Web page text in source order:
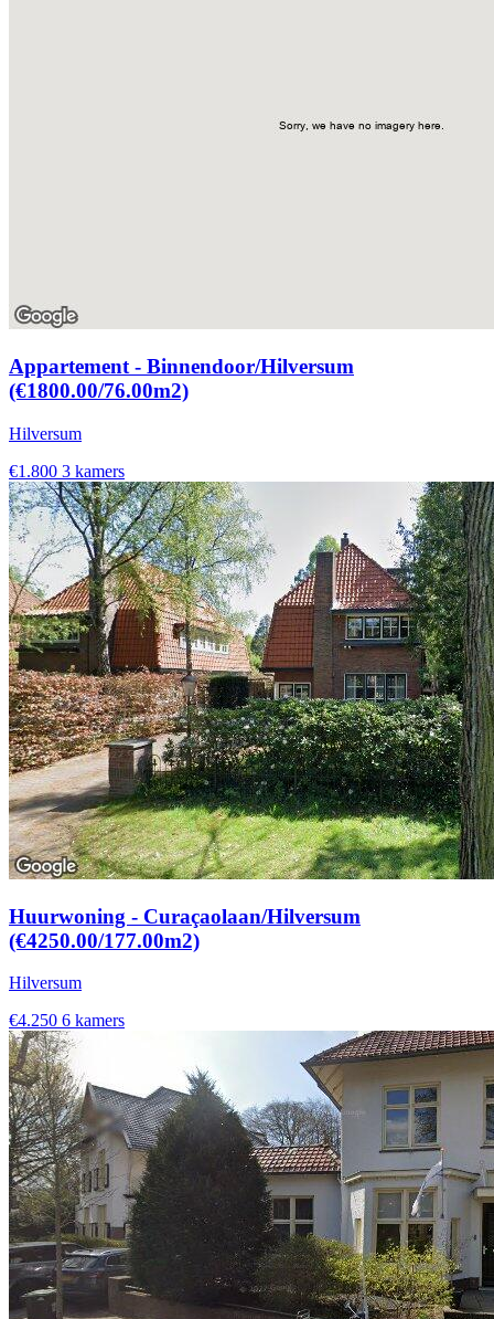
Appartement - Binnendoor/Hilversum
(€1800.00/76.00m2)
Hilversum
€1.800 3 kamers
Huurwoning - Curaçaolaan/Hilversum
(€4250.00/177.00m2)
Hilversum
€4.250 6 kamers